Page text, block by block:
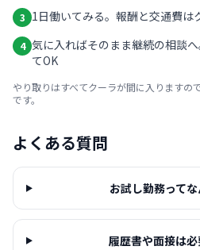
3 1日働いてみる。報酬と交通費は
4 気に入ればそのまま継続の相談
てOK
やり取りはすべてクーラが間に入りますの
です。
よくある質問
お試し勤務ってな
履歴書や面接は必